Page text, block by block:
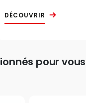
DÉCOUVRIR
pour vous